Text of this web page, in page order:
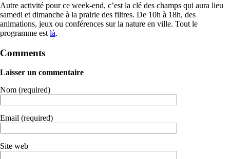
Autre activité pour ce week-end, c’est la clé des champs qui aura lieu
samedi et dimanche à la prairie des filtres. De 10h à 18h, des
animations, jeux ou conférences sur la nature en ville. Tout le
programme est là.
Comments
Laisser un commentaire
Nom (required)
Email (required)
Site web